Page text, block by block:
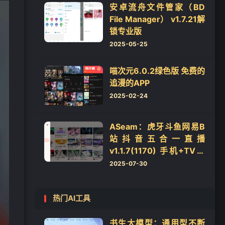
安卓流舟文件管家（BD
File Manager） v1.7.21解
锁专业版
2025-05-25
喵次元6.0.2绿色版 免费的
追漫的APP
2025-02-24
ASeam：虎牙斗鱼网易B
站抖音五合一直播
v1.1.7(1170) 手机+TV双
端版本
2025-07-30
热门AI工具
书生大模型：通用型不断